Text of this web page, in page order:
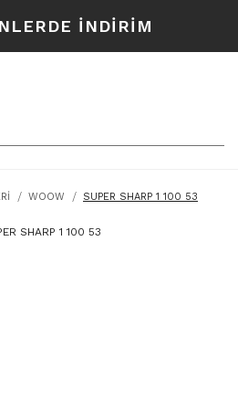
İNDİRİM
WOOW SUPER SHARP 1 100 53